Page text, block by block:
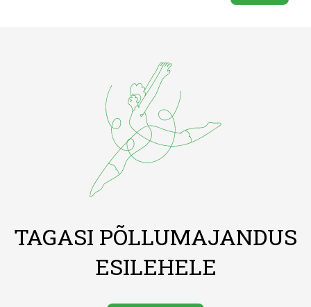
TAGASI PÕLLUMAJANDUS
ESILEHELE